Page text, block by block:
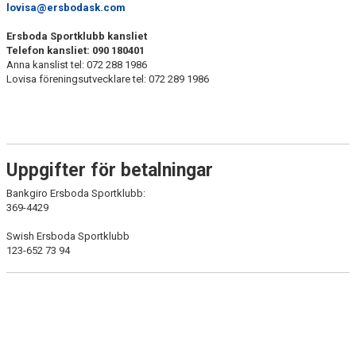
lovisa@ersbodask.com
Ersboda Sportklubb kansliet
Telefon kansliet: 090 180401
Anna kanslist tel: 072 288 1986
Lovisa föreningsutvecklare tel: 072 289 1986
Uppgifter för betalningar
Bankgiro Ersboda Sportklubb:
369-4429
Swish Ersboda Sportklubb
123-652 73 94